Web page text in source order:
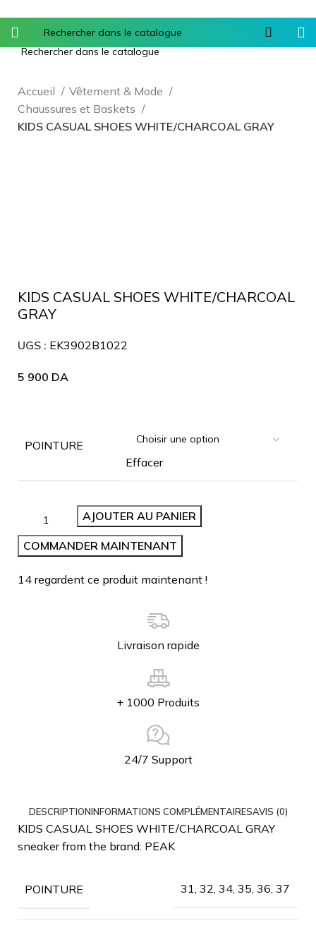
Accueil
Vêtement & Mode
Chaussures et Baskets
KIDS CASUAL SHOES WHITE/CHARCOAL GRAY
KIDS CASUAL SHOES WHITE/CHARCOAL
GRAY
UGS : EK3902B1022
5 900 DA
POINTURE
Effacer
AJOUTER AU PANIER
COMMANDER MAINTENANT
14 regardent ce produit maintenant !
Livraison rapide
+ 1000 Produits
24/7 Support
DESCRIPTIONINFORMATIONS COMPLÉMENTAIRESAVIS (0)
KIDS CASUAL SHOES WHITE/CHARCOAL GRAY
sneaker from the brand: PEAK
POINTURE 31, 32, 34, 35, 36, 37